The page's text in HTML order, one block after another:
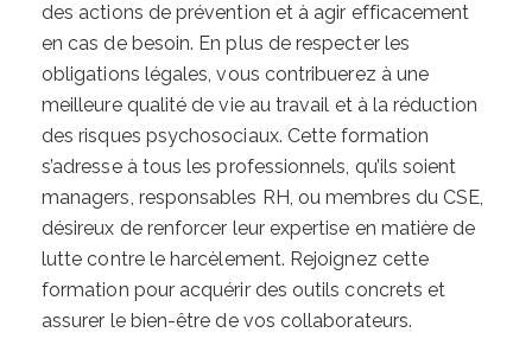
des actions de prévention et à agir efficacement
en cas de besoin. En plus de respecter les
obligations légales, vous contribuerez à une
meilleure qualité de vie au travail et à la réduction
des risques psychosociaux. Cette formation
s’adresse à tous les professionnels, qu’ils soient
managers, responsables RH, ou membres du CSE,
désireux de renforcer leur expertise en matière de
lutte contre le harcèlement. Rejoignez cette
formation pour acquérir des outils concrets et
assurer le bien-être de vos collaborateurs.